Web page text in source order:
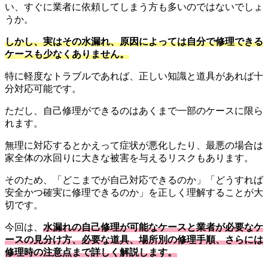
い、すぐに業者に依頼してしまう方も多いのではないでしょ
うか。
しかし、実はその水漏れ、原因によっては自分で修理できる
ケースも少なくありません。
特に軽度なトラブルであれば、正しい知識と道具があれば十
分対応可能です。
ただし、自己修理ができるのはあくまで一部のケースに限ら
れます。
無理に対応するとかえって症状が悪化したり、最悪の場合は
家全体の水回りに大きな被害を与えるリスクもあります。
そのため、「どこまでが自己対応できるのか」「どうすれば
安全かつ確実に修理できるのか」を正しく理解することが大
切です。
今回は、 水漏れの自己修理が可能なケースと業者が必要なケ
ースの見分け方、必要な道具、場所別の修理手順、さらには
修理時の注意点まで詳しく解説します。